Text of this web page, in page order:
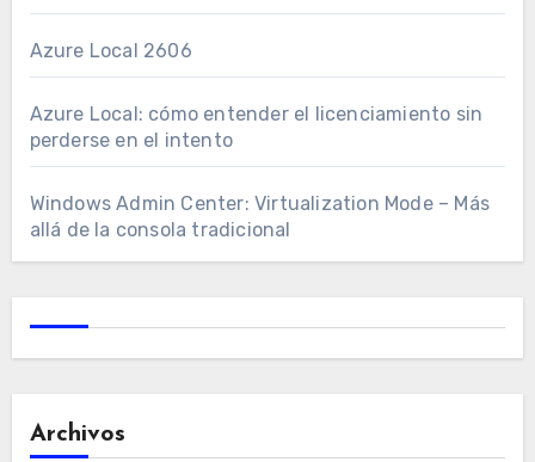
Azure Local 2606
Azure Local: cómo entender el licenciamiento sin
perderse en el intento
Windows Admin Center: Virtualization Mode – Más
allá de la consola tradicional
Archivos